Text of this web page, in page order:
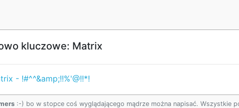
kluczowe: Matrix
- !#^^&amp;!!%'@!!*!
:-) bo w stopce coś wyglądającego mądrze można napisać. Wszystkie